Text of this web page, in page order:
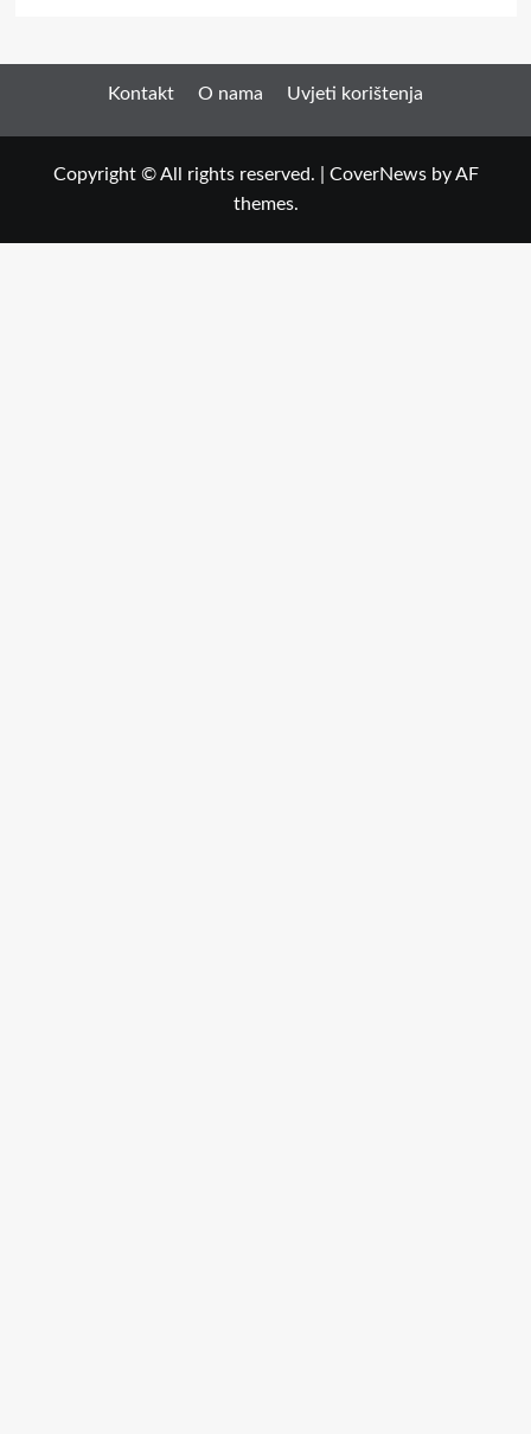
Kontakt O nama Uvjeti korištenja
Copyright © All rights reserved. CoverNewsby AF
themes.